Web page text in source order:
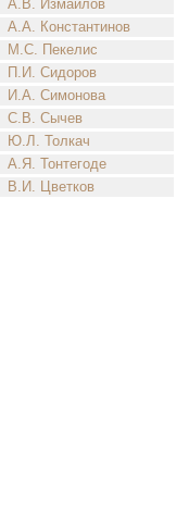
А.В. Измайлов
А.А. Константинов
М.С. Пекелис
П.И. Сидоров
И.А. Симонова
С.В. Сычев
Ю.Л. Толкач
А.Я. Тонтегоде
В.И. Цветков